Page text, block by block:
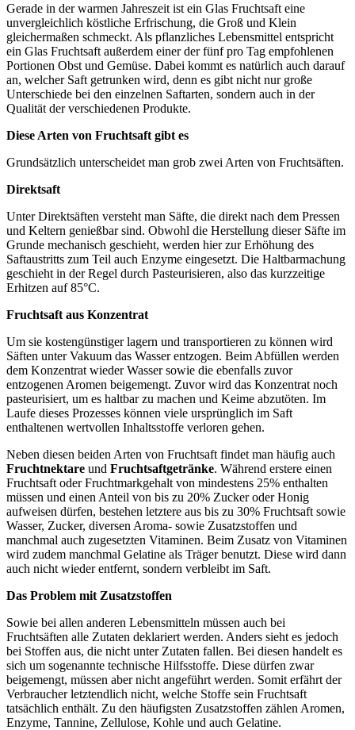
Gerade in der warmen Jahreszeit ist ein Glas Fruchtsaft eine
unvergleichlich köstliche Erfrischung, die Groß und Klein
gleichermaßen schmeckt. Als pflanzliches Lebensmittel entspricht
ein Glas Fruchtsaft außerdem einer der fünf pro Tag empfohlenen
Portionen Obst und Gemüse. Dabei kommt es natürlich auch darauf
an, welcher Saft getrunken wird, denn es gibt nicht nur große
Unterschiede bei den einzelnen Saftarten, sondern auch in der
Qualität der verschiedenen Produkte.
Diese Arten von Fruchtsaft gibt es
Grundsätzlich unterscheidet man grob zwei Arten von Fruchtsäften.
Direktsaft
Unter Direktsäften versteht man Säfte, die direkt nach dem Pressen
und Keltern genießbar sind. Obwohl die Herstellung dieser Säfte im
Grunde mechanisch geschieht, werden hier zur Erhöhung des
Saftaustritts zum Teil auch Enzyme eingesetzt. Die Haltbarmachung
geschieht in der Regel durch Pasteurisieren, also das kurzzeitige
Erhitzen auf 85°C.
Fruchtsaft aus Konzentrat
Um sie kostengünstiger lagern und transportieren zu können wird
Säften unter Vakuum das Wasser entzogen. Beim Abfüllen werden
dem Konzentrat wieder Wasser sowie die ebenfalls zuvor
entzogenen Aromen beigemengt. Zuvor wird das Konzentrat noch
pasteurisiert, um es haltbar zu machen und Keime abzutöten. Im
Laufe dieses Prozesses können viele ursprünglich im Saft
enthaltenen wertvollen Inhaltsstoffe verloren gehen.
Neben diesen beiden Arten von Fruchtsaft findet man häufig auch
Fruchtnektare und Fruchtsaftgetränke. Während erstere einen
Fruchtsaft oder Fruchtmarkgehalt von mindestens 25% enthalten
müssen und einen Anteil von bis zu 20% Zucker oder Honig
aufweisen dürfen, bestehen letztere aus bis zu 30% Fruchtsaft sowie
Wasser, Zucker, diversen Aroma- sowie Zusatzstoffen und
manchmal auch zugesetzten Vitaminen. Beim Zusatz von Vitaminen
wird zudem manchmal Gelatine als Träger benutzt. Diese wird dann
auch nicht wieder entfernt, sondern verbleibt im Saft.
Das Problem mit Zusatzstoffen
Sowie bei allen anderen Lebensmitteln müssen auch bei
Fruchtsäften alle Zutaten deklariert werden. Anders sieht es jedoch
bei Stoffen aus, die nicht unter Zutaten fallen. Bei diesen handelt es
sich um sogenannte technische Hilfsstoffe. Diese dürfen zwar
beigemengt, müssen aber nicht angeführt werden. Somit erfährt der
Verbraucher letztendlich nicht, welche Stoffe sein Fruchtsaft
tatsächlich enthält. Zu den häufigsten Zusatzstoffen zählen Aromen,
Enzyme, Tannine, Zellulose, Kohle und auch Gelatine.